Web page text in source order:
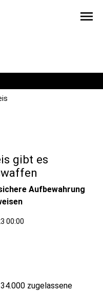
menu
gibt es
Aufbewahrung
00:00
zugelassene